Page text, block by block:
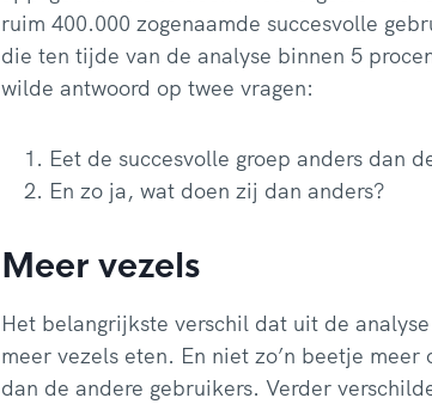
ruim 400.000 zogenaamde succesvolle
die ten tijde van de analyse binnen 5
wilde antwoord op twee vragen:
Eet de succesvolle groep anders dan
En zo ja, wat doen zij dan anders?
Meer vezels
Het belangrijkste verschil dat uit de
meer vezels eten. En niet zo’n beetje
dan de andere gebruikers. Verder